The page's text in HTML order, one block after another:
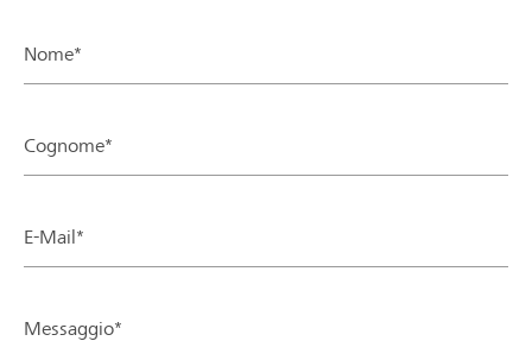
Nome*
Cognome*
E-Mail*
Messaggio*